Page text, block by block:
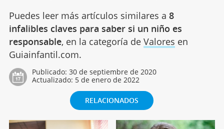
Puedes leer más artículos similares a 8
infalibles claves para saber si un niño es
responsable, en la categoría de Valores en
Guiainfantil.com.
Publicado: 30 de septiembre de 2020
Actualizado: 5 de enero de 2022
RELACIONADOS